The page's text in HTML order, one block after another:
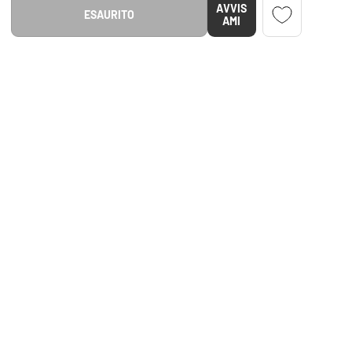
LA QUANTITÀESAURITO
AVVIS
AMI